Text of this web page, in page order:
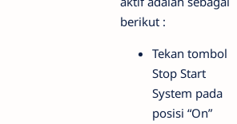
berikut :
Tekan tombol
Stop Start
System pada
posisi “On”